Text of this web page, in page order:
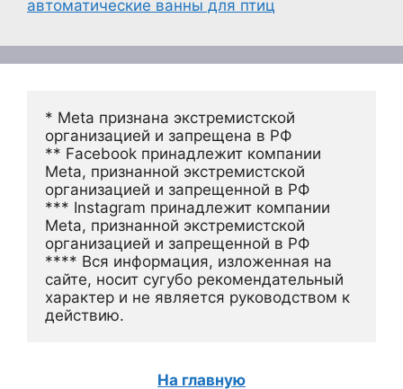
автоматические ванны для птиц
* Meta признана экстремистской
организацией и запрещена в РФ
** Facebook принадлежит компании
Meta, признанной экстремистской
организацией и запрещенной в РФ
*** Instagram принадлежит компании
Meta, признанной экстремистской
организацией и запрещенной в РФ
**** Вся информация, изложенная на
сайте, носит сугубо рекомендательный
характер и не является руководством к
действию.
На главную